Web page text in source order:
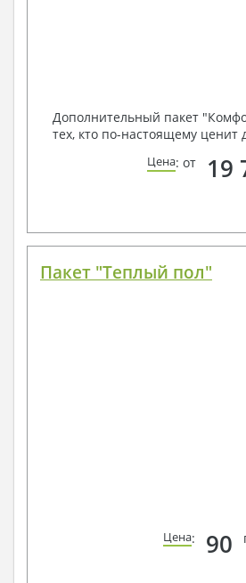
Дополнительный пакет
тех, кто по-настоящему
Цена: от 19
Пакет "Теплый пол"
Цена: 90